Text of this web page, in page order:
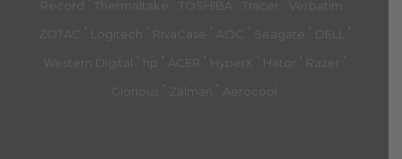
Record ' Thermaltake ' TOSHIBA ' Tracer ' Verbatim '
ZOTAC ' Logitech ' RivaCase ' AOC ' Seagate ' DELL '
Western Digital ' hp ' ACER ' HyperX ' Hator ' Razer '
Glorious ' Zalman ' Aerocool